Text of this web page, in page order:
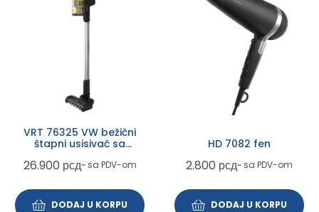
VRT 76325 VW bežični
štapni usisivač sa
26.900 рсд~ sa PDV-om
DODAJ U KORPU
HD 7082 fen
2.800 рсд~ sa PDV-om
DODAJ U KORPU